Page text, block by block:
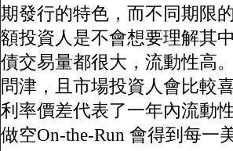
期發行的特色，而不同期限
額投資人是不會想要理解其
債交易量都很大，流動性高
問津，且市場投資人會比較
利率價差代表了一年內流動
做空On-the-Run 會得到每一